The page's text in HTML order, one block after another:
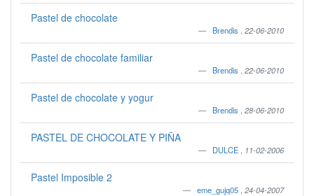
Pastel de chocolate
Brendis 22-06-2010
Pastel de chocolate familiar
Brendis 22-06-2010
Pastel de chocolate y yogur
Brendis 28-06-2010
PASTEL DE CHOCOLATE Y PIÑA
DULCE 11-02-2006
Pastel Imposible 2
eme_gujq05 24-04-2007